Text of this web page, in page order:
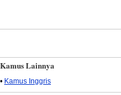
Kamus Lainnya
• Kamus Inggris